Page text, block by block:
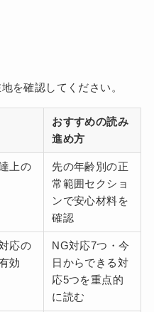
を確認してください。
おすすめの読み
進め方
上の
先の年齢別の正
常範囲セクショ
ンで安心材料を
確認
応の
効
NG対応7つ・今
日からできる対
応5つを重点的
に読む